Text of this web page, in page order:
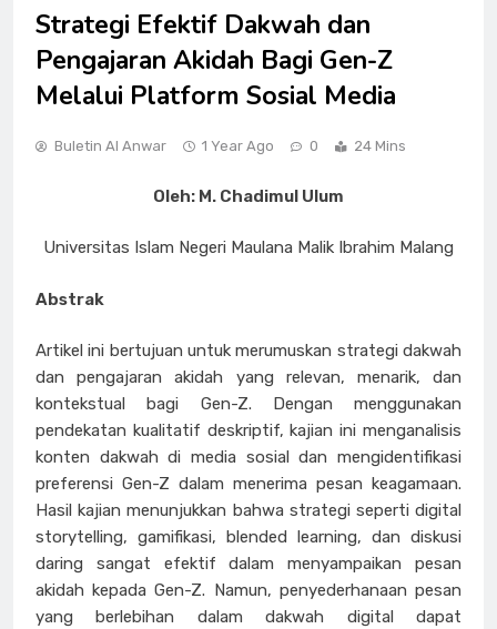
Strategi Efektif Dakwah dan
Pengajaran Akidah Bagi Gen-Z
Melalui Platform Sosial Media
Buletin Al Anwar 1 Year Ago 0 24 Mins
Oleh: M. Chadimul Ulum
Universitas Islam Negeri Maulana Malik Ibrahim Malang
Abstrak
Artikel ini bertujuan untuk merumuskan strategi dakwah
dan pengajaran akidah yang relevan, menarik, dan
kontekstual bagi Gen-Z. Dengan menggunakan
pendekatan kualitatif deskriptif, kajian ini menganalisis
konten dakwah di media sosial dan mengidentifikasi
preferensi Gen-Z dalam menerima pesan keagamaan.
Hasil kajian menunjukkan bahwa strategi seperti digital
storytelling, gamifikasi, blended learning, dan diskusi
daring sangat efektif dalam menyampaikan pesan
akidah kepada Gen-Z. Namun, penyederhanaan pesan
yang berlebihan dalam dakwah digital dapat